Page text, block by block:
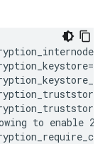
to enable